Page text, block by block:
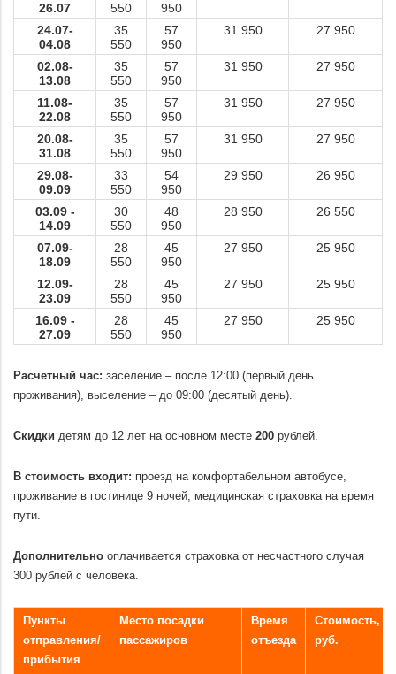
26.07
550
950
24.07-
04.08
35
550
57
950
31 950 27 950
02.08-
13.08
35
550
57
950
31 950 27 950
11.08-
22.08
35
550
57
950
31 950 27 950
20.08-
31.08
35
550
57
950
31 950 27 950
29.08-
09.09
33
550
54
950
29 950 26 950
03.09 -
14.09
30
550
48
950
28 950 26 550
07.09-
18.09
28
550
45
950
27 950 25 950
12.09-
23.09
28
550
45
950
27 950 25 950
16.09 -
27.09
28
550
45
950
27 950 25 950
Расчетный час: заселение – после 12:00 (первый день
проживания), выселение – до 09:00 (десятый день).
Скидки детям до 12 лет на основном месте 200 рублей.
В стоимость входит: проезд на комфортабельном автобусе,
проживание в гостинице 9 ночей, медицинская страховка на время
пути.
Дополнительно оплачивается страховка от несчастного случая
300 рублей с человека.
Пункты
отправления/
прибытия
Место посадки
пассажиров
Время
отъезда
Стоимость,
руб.